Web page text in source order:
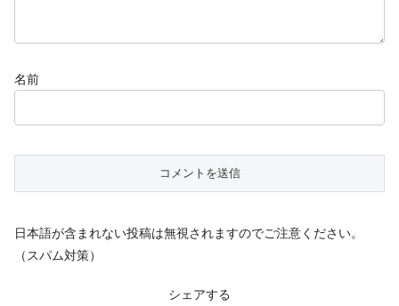
名前
日本語が含まれない投稿は無視されますのでご注意ください。
（スパム対策）
シェアする